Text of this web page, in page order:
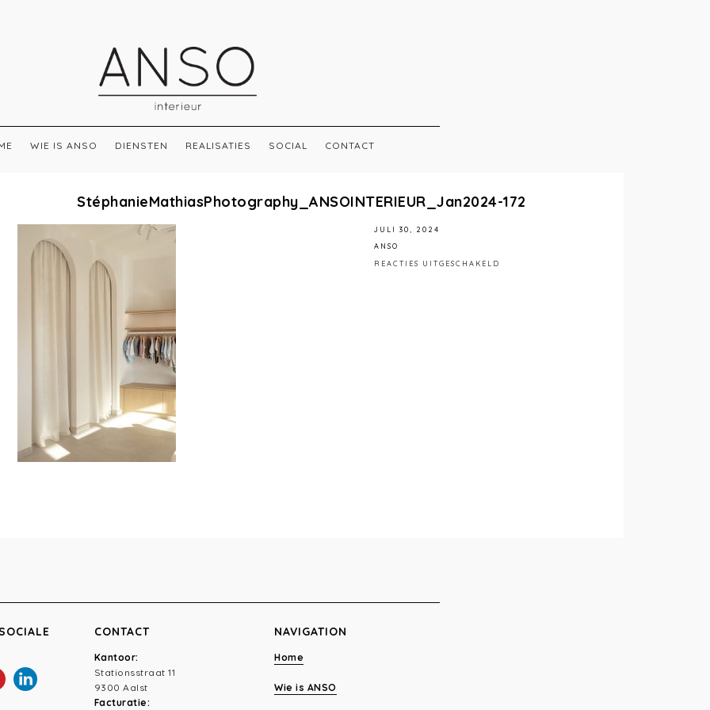
WIE IS ANSO DIENSTEN REALISATIES SOCIAL CONTACT
StéphanieMathiasPhotography_ANSOINTERIEUR_Jan2024-172
JULI 30, 2024
ANSO
REACTIES UITGESCHAKELD
CONTACT
Kantoor:
Stationsstraat 11
9300 Aalst
Facturatie:
NAVIGATION
Home
Wie is ANSO